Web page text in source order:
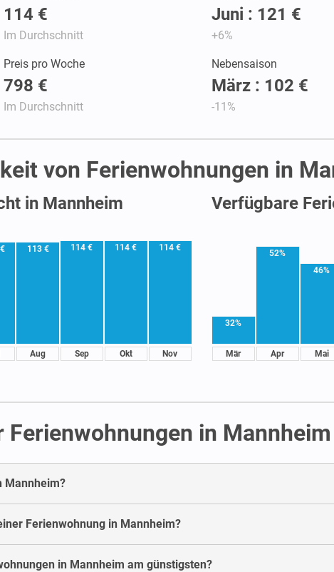
114 €
Im Durchschnitt
Juni : 121 €
+6%
Preis pro Woche
798 €
Im Durchschnitt
Nebensaison
März : 102 €
-11%
von Ferienwohnungen in
in Mannheim
113 €
Aug
114 €
Sep
114 €
Okt
114 €
Nov
Verfügbare
32%
Mär
52%
Apr
46%
Mai
Ferienwohnungen in Mannheim
Mannheim?
Ferienwohnung in Mannheim?
in Mannheim am günstigsten?